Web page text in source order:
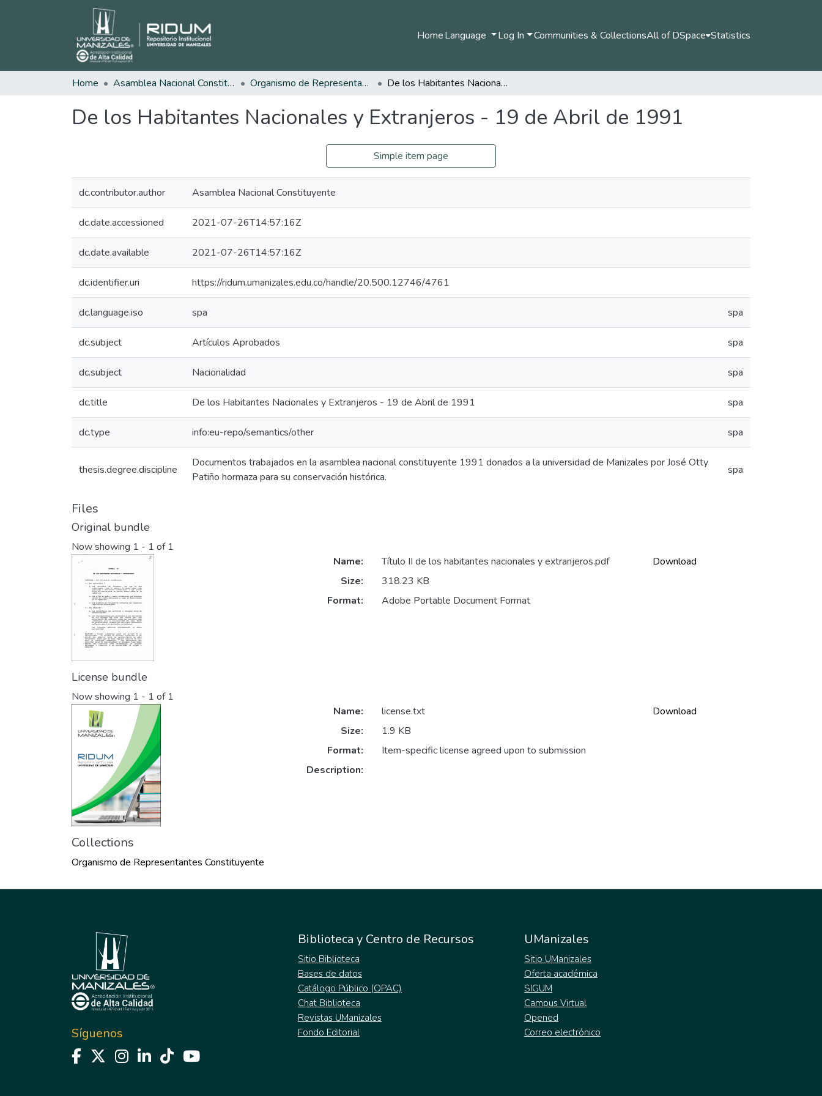
HomeLanguage Log In Communities & CollectionsAll of DSpace Statistics
Home Asamblea Nacional Constituyente Organismo de Representantes Constituyente De los Habitantes Nacionales y Extranjeros - 19 de Abril de 1991
De los Habitantes Nacionales y Extranjeros - 19 de Abril de 1991
Simple item page
dc.contributor.author Asamblea Nacional Constituyente
dc.date.accessioned 2021-07-26T14:57:16Z
dc.date.available 2021-07-26T14:57:16Z
dc.identifier.uri https://ridum.umanizales.edu.co/handle/20.500.12746/4761
dc.language.iso spa spa
dc.subject Artículos Aprobados spa
dc.subject Nacionalidad spa
dc.title De los Habitantes Nacionales y Extranjeros - 19 de Abril de 1991 spa
dc.type info:eu-repo/semantics/other spa
thesis.degree.discipline
Documentos trabajados en la asamblea nacional constituyente 1991 donados a la universidad de Manizales por José Otty
Patiño hormaza para su conservación histórica.
spa
Files
Original bundle
Now showing 1 - 1 of 1
Name:
Título II de los habitantes nacionales y extranjeros.pdf
Size:
318.23 KB
Format:
Adobe Portable Document Format
Download
License bundle
Now showing 1 - 1 of 1
Name:
license.txt
Size:
1.9 KB
Format:
Item-specific license agreed upon to submission
Description:
Download
Collections
Organismo de Representantes Constituyente
Síguenos
Biblioteca y Centro de Recursos
Sitio Biblioteca
Bases de datos
Catálogo Público (OPAC)
Chat Biblioteca
Revistas UManizales
Fondo Editorial
UManizales
Sitio UManizales
Oferta académica
SIGUM
Campus Virtual
Opened
Correo electrónico